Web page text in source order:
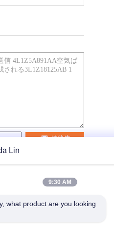
連絡先
Lin
9:30 AM
what product are you looking